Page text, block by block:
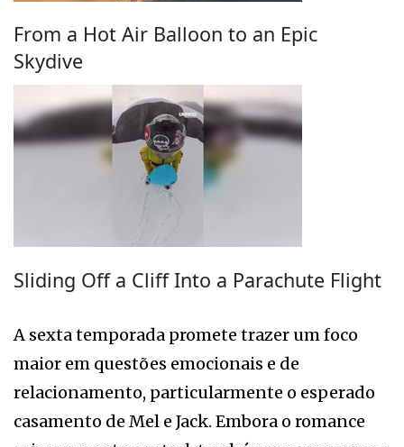
From a Hot Air Balloon to an Epic
Skydive
Sliding Off a Cliff Into a Parachute Flight
A sexta temporada promete trazer um foco
maior em questões emocionais e de
relacionamento, particularmente o esperado
casamento de Mel e Jack. Embora o romance